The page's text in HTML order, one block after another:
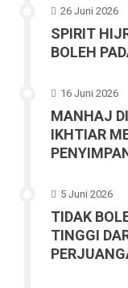
26 Juni 2026
SPIRIT
BOLEH
16 Juni 2026
MANHAJ
IKHTIAR
5 Juni 2026
TIDAK
TINGGI